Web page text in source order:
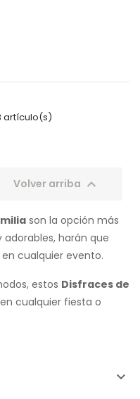
artículo(s)
Volver arriba 
son la opción más
adorables, harán que
cualquier evento.
estos Disfraces de
cualquier fiesta o
